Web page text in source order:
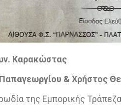
Καρακώστας
& Χρήστος
της Εμπορικής